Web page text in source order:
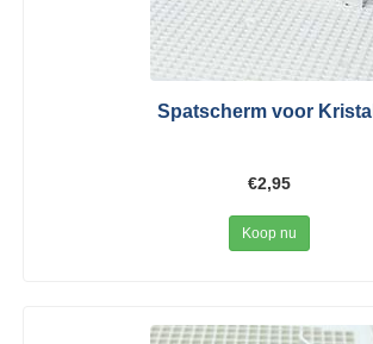
Spatscherm voor Kristall
€2,95
Koop nu